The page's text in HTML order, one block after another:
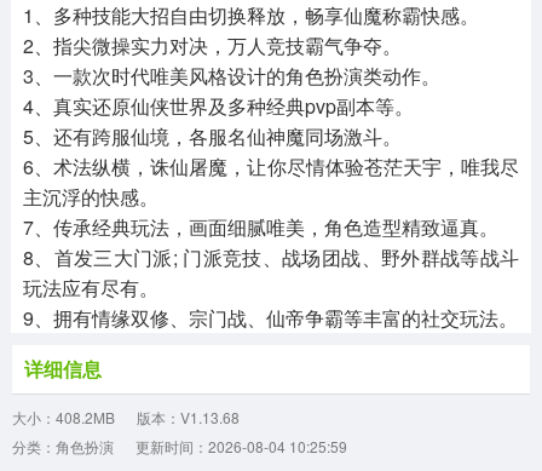
1、多种技能大招自由切换释放，畅享仙魔称霸快感。
2、指尖微操实力对决，万人竞技霸气争夺。
3、一款次时代唯美风格设计的角色扮演类动作。
4、真实还原仙侠世界及多种经典pvp副本等。
5、还有跨服仙境，各服名仙神魔同场激斗。
6、术法纵横，诛仙屠魔，让你尽情体验苍茫天宇，唯我尽
主沉浮的快感。
7、传承经典玩法，画面细腻唯美，角色造型精致逼真。
8、首发三大门派; 门派竞技、战场团战、野外群战等战斗
玩法应有尽有。
9、拥有情缘双修、宗门战、仙帝争霸等丰富的社交玩法。
详细信息
大小：408.2MB
版本：V1.13.68
分类：角色扮演
更新时间：2026-08-04 10:25:59